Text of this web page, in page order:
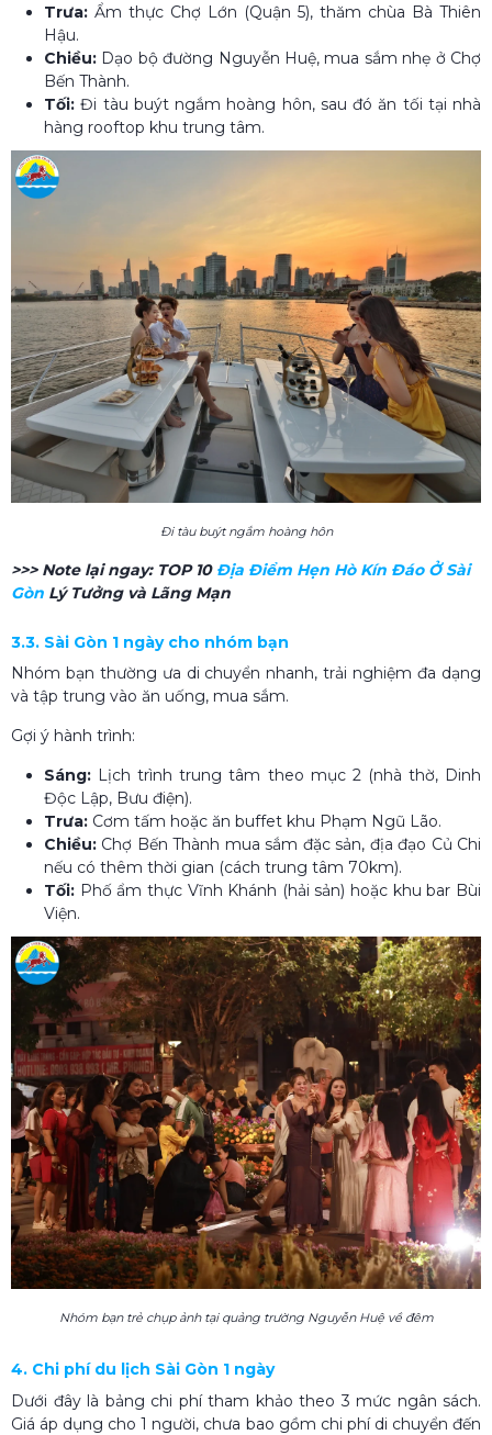
Trưa: Ẩm thực Chợ Lớn (Quận 5), thăm chùa Bà Thiên
Hậu.
Chiều: Dạo bộ đường Nguyễn Huệ, mua sắm nhẹ ở Chợ
Bến Thành.
Tối:Đi tàu buýt ngắm hoàng hôn, sau đó ăn tối tại nhà
hàng rooftop khu trung tâm.
Đi tàu buýt ngắm hoàng hôn
>>> Note lại ngay: TOP 10 Địa Điểm Hẹn Hò Kín Đáo Ở Sài
Gòn Lý Tưởng và Lãng Mạn
3.3. Sài Gòn 1 ngày cho nhóm bạn
Nhóm bạn thường ưa di chuyển nhanh, trải nghiệm đa dạng
và tập trung vào ăn uống, mua sắm.
Gợi ý hành trình:
Sáng: Lịch trình trung tâm theo mục 2 (nhà thờ, Dinh
Độc Lập, Bưu điện).
Trưa: Cơm tấm hoặc ăn buffet khu Phạm Ngũ Lão.
Chiều: Chợ Bến Thành mua sắm đặc sản, địa đạo Củ Chi
nếu có thêm thời gian (cách trung tâm 70km).
Tối: Phố ẩm thực Vĩnh Khánh (hải sản) hoặc khu bar Bùi
Viện.
Nhóm bạn trẻ chụp ảnh tại quảng trường Nguyễn Huệ về đêm
4. Chi phí du lịch Sài Gòn 1 ngày
Dưới đây là bảng chi phí tham khảo theo 3 mức ngân sách.
Giá áp dụng cho 1 người, chưa bao gồm chi phí di chuyển đến